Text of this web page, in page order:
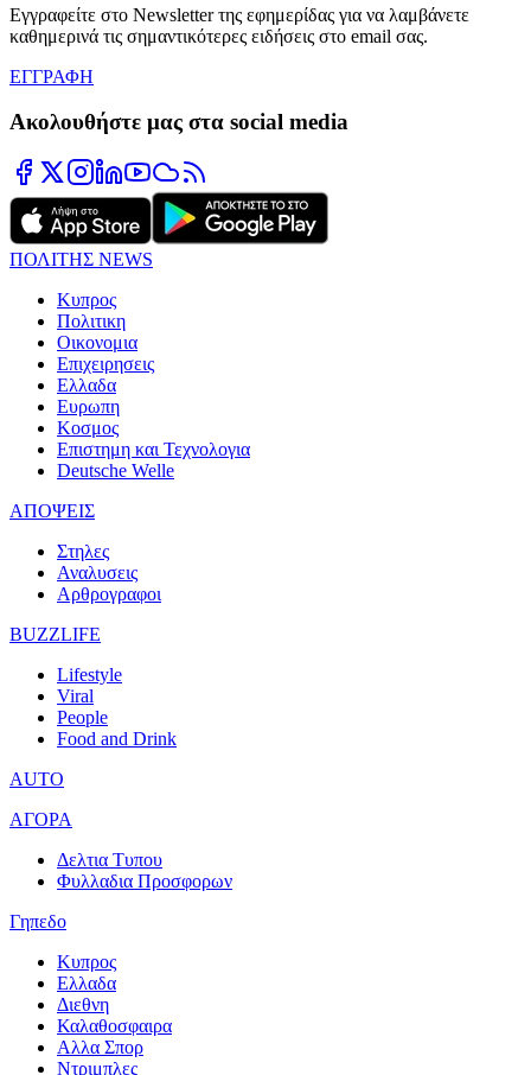
Εγγραφείτε στο Newsletter της εφημερίδας για να λαμβάνετε
καθημερινά τις σημαντικότερες ειδήσεις στο email σας.
ΕΓΓΡΑΦΗ
Ακολουθήστε μας στα social media
ΠΟΛΙΤΗΣ NEWS
Κυπρος
Πολιτικη
Οικονομια
Επιχειρησεις
Ελλαδα
Ευρωπη
Κοσμος
Επιστημη και Τεχνολογια
Deutsche Welle
ΑΠΟΨΕΙΣ
Στηλες
Αναλυσεις
Αρθρογραφοι
BUZZLIFE
Lifestyle
Viral
People
Food and Drink
AUTO
ΑΓΟΡΑ
Δελτια Τυπου
Φυλλαδια Προσφορων
Γηπεδο
Κυπρος
Ελλαδα
Διεθνη
Καλαθοσφαιρα
Αλλα Σπορ
Ντριμπλες